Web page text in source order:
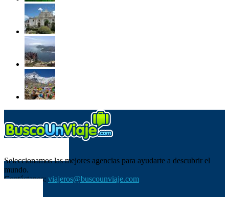
Seleccionamos las mejores agencias para ayudarte a descubrir el
mundo.
Contáctanos: viajeros@buscounviaje.com